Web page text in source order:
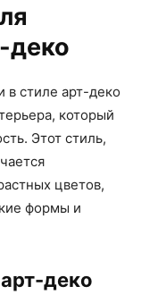
деко
в стиле арт-деко
который
Этот стиль,
цветов,
формы и
деко